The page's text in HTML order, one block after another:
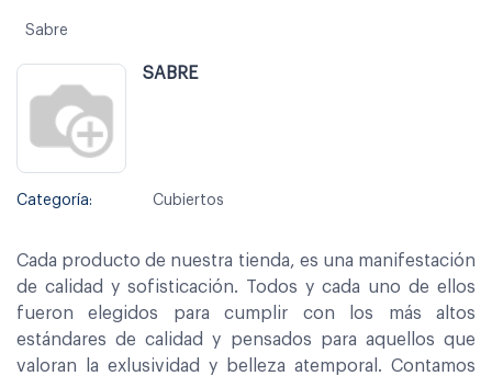
Sabre
SABRE
Categoría: Cubiertos
Cada producto de nuestra tienda, es una manifestación
de calidad y sofisticación. Todos y cada uno de ellos
fueron elegidos para cumplir con los más altos
estándares de calidad y pensados para aquellos que
valoran la exlusividad y belleza atemporal. Contamos